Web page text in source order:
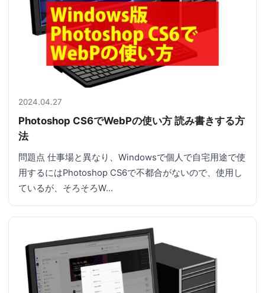
2024.04.27
Photoshop CS6でWebPの使い方 読み書きする方
法
問題点 仕事場と異なり、Windowsで個人で自宅用途で使
用するにはPhotoshop CS6で不都合がないので、使用し
ているが、そろそろW…